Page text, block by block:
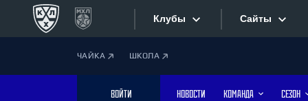
Клубы
Дивизион Боброва
Сайты
ЧАЙКА ШКОЛА
ВОЙТИ НОВОСТИ КОМАНДА СЕЗОН